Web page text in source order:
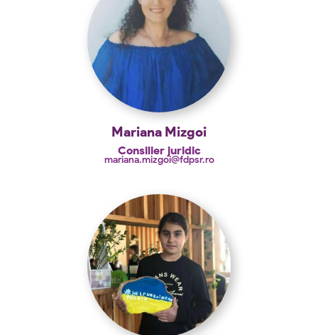
Mariana Mizgoi
Consilier juridic
mariana.mizgoi@fdpsr.ro